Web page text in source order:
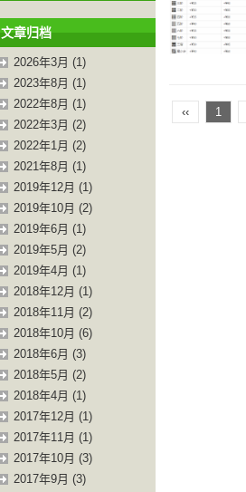
文章归档
2026年3月 (1)
2023年8月 (1)
2022年8月 (1)
2022年3月 (2)
2022年1月 (2)
2021年8月 (1)
2019年12月 (1)
2019年10月 (2)
2019年6月 (1)
2019年5月 (2)
2019年4月 (1)
2018年12月 (1)
2018年11月 (2)
2018年10月 (6)
2018年6月 (3)
2018年5月 (2)
2018年4月 (1)
2017年12月 (1)
2017年11月 (1)
2017年10月 (3)
2017年9月 (3)
‹‹ 1